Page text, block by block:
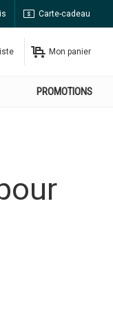
Carte-cadeau
Mon panier
PROMOTIONS